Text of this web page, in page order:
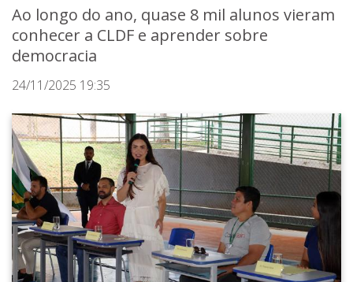
Ao longo do ano, quase 8 mil alunos vieram
conhecer a CLDF e aprender sobre
democracia
24/11/2025 19:35